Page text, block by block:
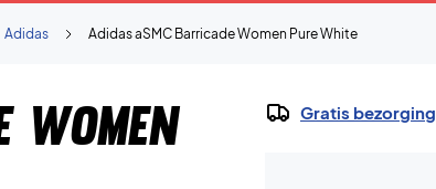
Adidas aSMC Barricade Women Pure White
Adidas
Women
Gratis bezorging